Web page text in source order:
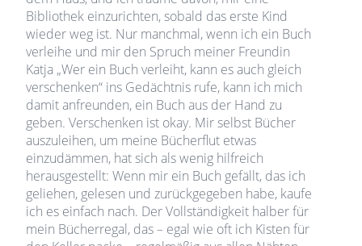
Bibliothek einzurichten, sobald das erste Kind
wieder weg ist. Nur manchmal, wenn ich ein Buch
verleihe und mir den Spruch meiner Freundin
Katja „Wer ein Buch verleiht, kann es auch gleich
verschenken“ ins Gedächtnis rufe, kann ich mich
damit anfreunden, ein Buch aus der Hand zu
geben. Verschenken ist okay. Mir selbst Bücher
auszuleihen, um meine Bücherflut etwas
einzudämmen, hat sich als wenig hilfreich
herausgestellt: Wenn mir ein Buch gefällt, das ich
geliehen, gelesen und zurückgegeben habe, kaufe
ich es einfach nach. Der Vollständigkeit halber für
mein Bücherregal, das – egal wie oft ich Kisten für